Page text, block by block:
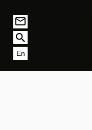
En